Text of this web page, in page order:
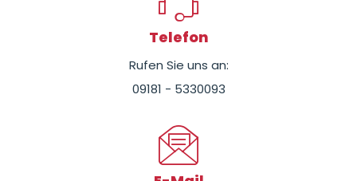
Telefon
Rufen Sie uns an:
09181 - 5330093